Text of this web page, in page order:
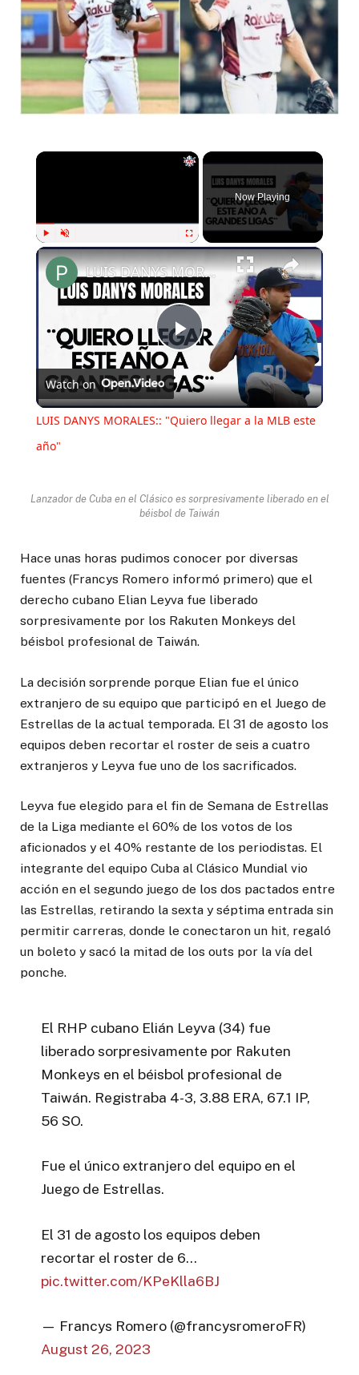
×
Play Unmute Fullscreen
Now Playing
×
Play
Video
LUIS DANYS MORALES:: "Quiero llegar a la MLB este año"
Watch on
LUIS DANYS MORALES:: "Quiero llegar a la MLB este
año"
Lanzador de Cuba en el Clásico es sorpresivamente liberado en el
béisbol de Taiwán
Hace unas horas pudimos conocer por diversas
fuentes (Francys Romero informó primero) que el
derecho cubano Elian Leyva fue liberado
sorpresivamente por los Rakuten Monkeys del
béisbol profesional de Taiwán.
La decisión sorprende porque Elian fue el único
extranjero de su equipo que participó en el Juego de
Estrellas de la actual temporada. El 31 de agosto los
equipos deben recortar el roster de seis a cuatro
extranjeros y Leyva fue uno de los sacrificados.
Leyva fue elegido para el fin de Semana de Estrellas
de la Liga mediante el 60% de los votos de los
aficionados y el 40% restante de los periodistas. El
integrante del equipo Cuba al Clásico Mundial vio
acción en el segundo juego de los dos pactados entre
las Estrellas, retirando la sexta y séptima entrada sin
permitir carreras, donde le conectaron un hit, regaló
un boleto y sacó la mitad de los outs por la vía del
ponche.
El RHP cubano Elián Leyva (34) fue
liberado sorpresivamente por Rakuten
Monkeys en el béisbol profesional de
Taiwán. Registraba 4-3, 3.88 ERA, 67.1 IP,
56 SO.
Fue el único extranjero del equipo en el
Juego de Estrellas.
El 31 de agosto los equipos deben
recortar el roster de 6…
pic.twitter.com/KPeKlla6BJ
— Francys Romero (@francysromeroFR)
August 26, 2023